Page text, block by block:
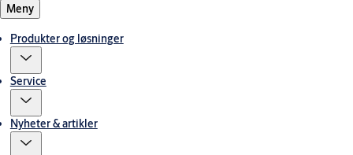
Meny
Produkter og løsninger
Service
Nyheter & artikler